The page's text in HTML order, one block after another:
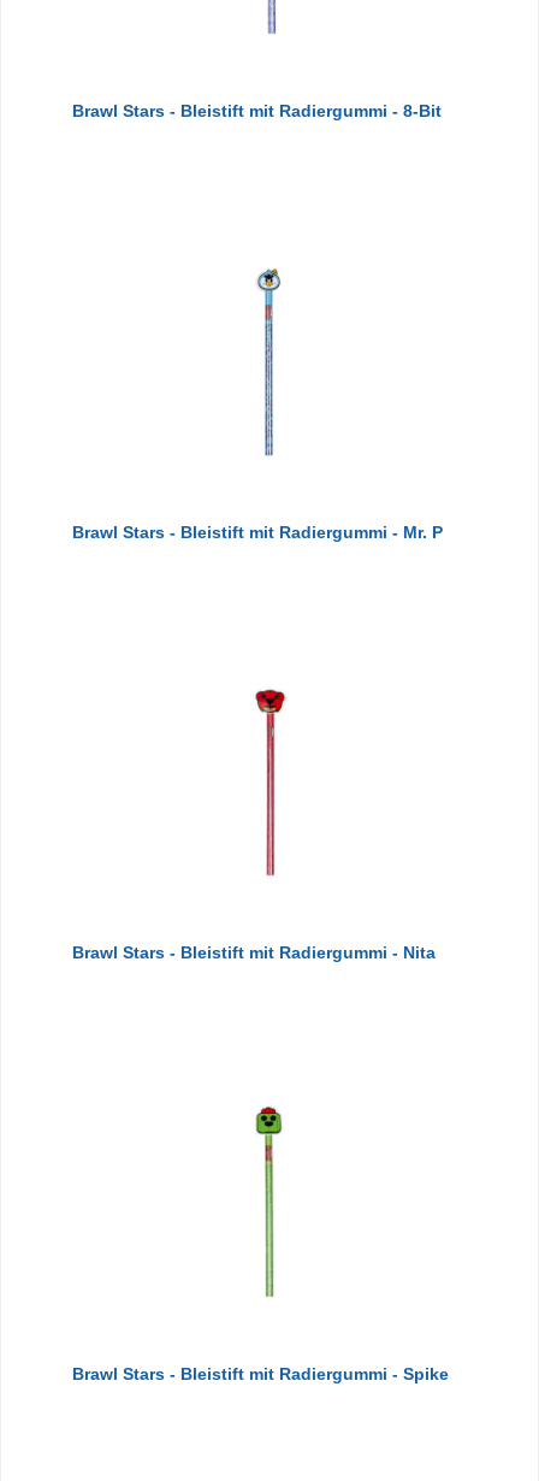
Brawl Stars - Bleistift mit Radiergummi - 8-Bit
Brawl Stars - Bleistift mit Radiergummi - Mr. P
Brawl Stars - Bleistift mit Radiergummi - Nita
Brawl Stars - Bleistift mit Radiergummi - Spike